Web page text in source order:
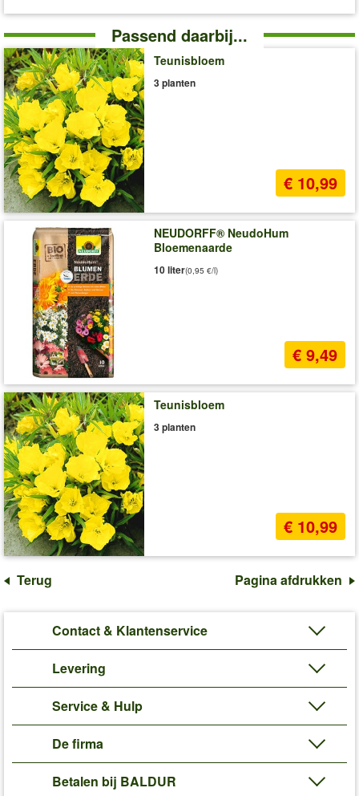
Passend daarbij...
Teunisbloem
3 planten
€ 10,99
NEUDORFF® NeudoHum
Bloemenaarde
10 liter
€ 9,49
(0,95 €/l)
Teunisbloem
3 planten
€ 10,99
Terug Pagina afdrukken
Contact & Klantenservice
Levering
Service & Hulp
De firma
Betalen bij BALDUR